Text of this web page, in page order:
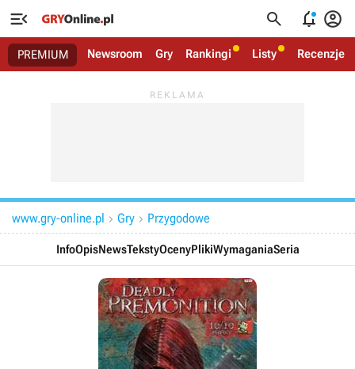
   
PREMIUM Newsroom Gry Rankingi Listy Recenzje
www.gry-online.pl  Gry  Przygodowe
InfoOpisNewsTekstyOcenyPlikiWymaganiaSeria